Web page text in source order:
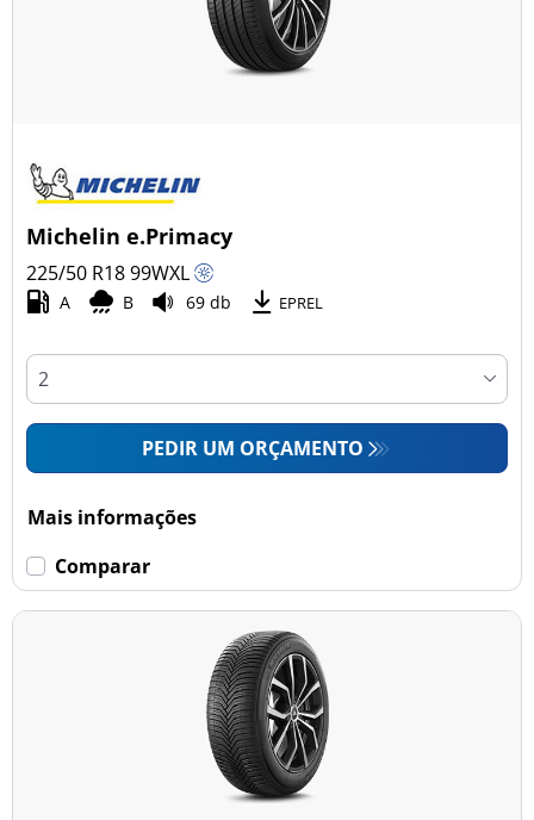
Michelin e.Primacy
225/50 R1899WXL
A B 69 db EPREL
PEDIR UM ORÇAMENTO
Mais informações
Comparar